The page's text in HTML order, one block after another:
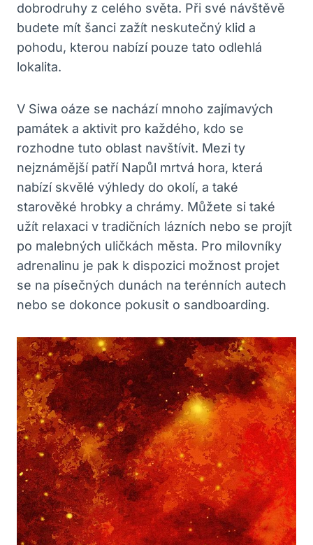
dobrodruhy z celého světa. Při své návštěvě
budete mít šanci zažít neskutečný klid a
pohodu, kterou nabízí pouze tato odlehlá
lokalita.
V Siwa oáze se nachází mnoho zajímavých
památek a aktivit pro každého, kdo se
rozhodne tuto oblast navštívit. Mezi ty
nejznámější patří Napůl mrtvá hora, která
nabízí skvělé výhledy do okolí, a také
starověké hrobky a chrámy. Můžete si také
užít relaxaci v tradičních lázních nebo se projít
po malebných uličkách města. Pro milovníky
adrenalinu je pak k dispozici možnost projet
se na písečných dunách na terénních autech
nebo se dokonce pokusit o sandboarding.